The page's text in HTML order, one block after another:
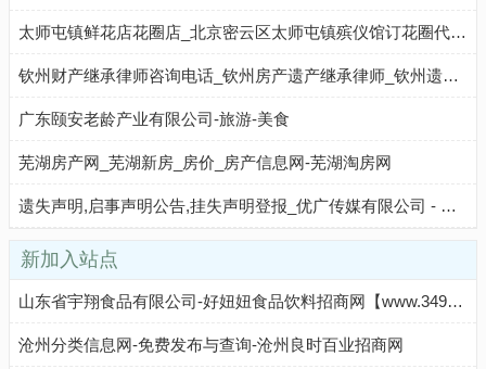
太师屯镇鲜花店花圈店_北京密云区太师屯镇殡仪馆订花圈代送花圈配送服务(地址、电话、配送范围)
钦州财产继承律师咨询电话_钦州房产遗产继承律师_钦州遗嘱继承诉讼律师-钦州继承纠纷律师事务所
广东颐安老龄产业有限公司-旅游-美食
芜湖房产网_芜湖新房_房价_房产信息网-芜湖淘房网
遗失声明,启事声明公告,挂失声明登报_优广传媒有限公司 - 八方资源网
新加入站点
山东省宇翔食品有限公司-好妞妞食品饮料招商网【www.3490.CN】
沧州分类信息网-免费发布与查询-沧州良时百业招商网